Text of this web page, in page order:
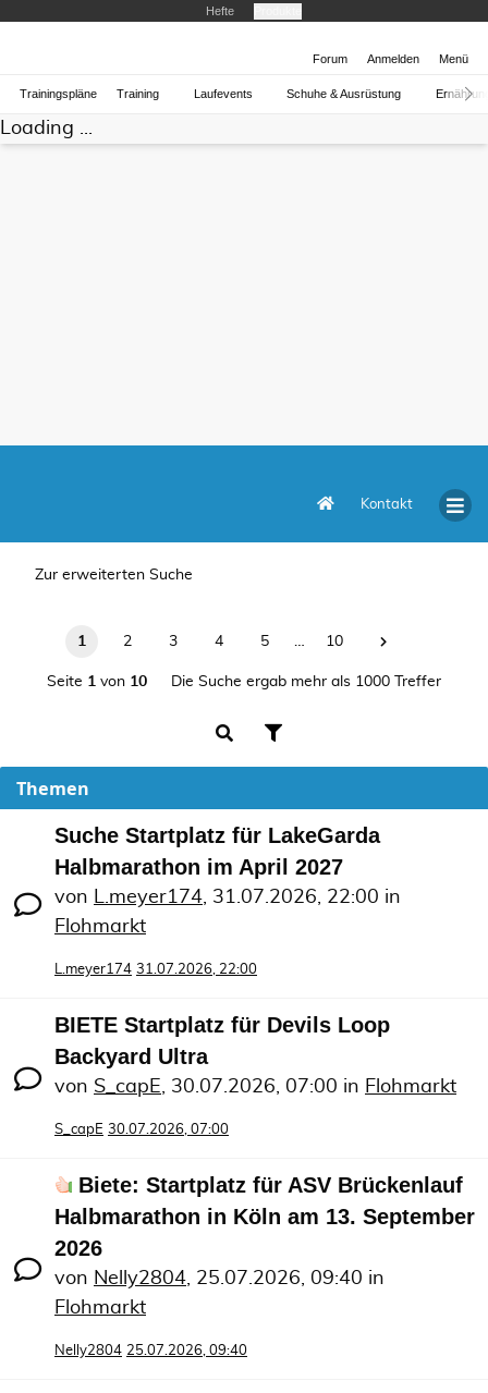
Hefte
Forum Anmelden Menü
Trainingspläne Training Laufevents Schuhe & Ausrüstung
Loading ...
Kontakt
Zur erweiterten Suche
1 2 3 4 5 … 10
Seite 1 von 10 Die Suche ergab mehr als 1000 Treffer
Themen
Suche Startplatz für LakeGarda
Halbmarathon im April 2027
von L.meyer174, 31.07.2026, 22:00 in
Flohmarkt
L.meyer174 31.07.2026, 22:00
BIETE Startplatz für Devils Loop
Backyard Ultra
von S_capE, 30.07.2026, 07:00 in Flohmarkt
S_capE 30.07.2026, 07:00
Biete: Startplatz für ASV Brückenlauf
Halbmarathon in Köln am 13. September
2026
von Nelly2804, 25.07.2026, 09:40 in
Flohmarkt
Nelly2804 25.07.2026, 09:40